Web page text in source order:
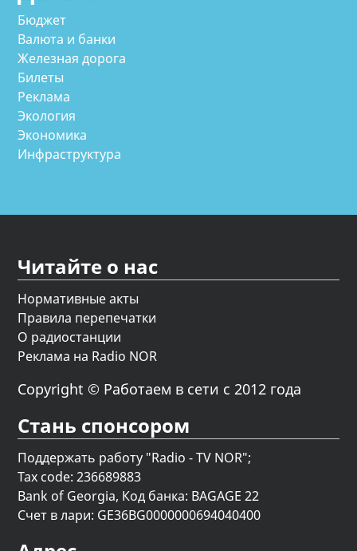
Бюджет
Валюта и банки
Железная дорога
Билеты
Реклама
Экология
Экономика
Инфраструктура
Читайте о нас
Нормативные акты
Правила перепечатки
О радиостанции
Реклама на Radio NOR
Copyright © Работаем в сети с 2012 года
Стань спонсором
Поддержать работу "Radio - TV NOR";
Tax code: 236689883
Bank of Georgia, Код банка: BAGAGE 22
Счет в лари: GE36BG0000000694040400